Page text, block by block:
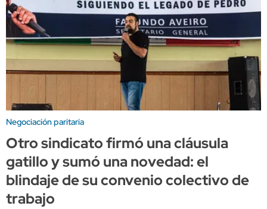
Negociación paritaria
Otro sindicato firmó una cláusula
gatillo y sumó una novedad: el
blindaje de su convenio colectivo de
trabajo